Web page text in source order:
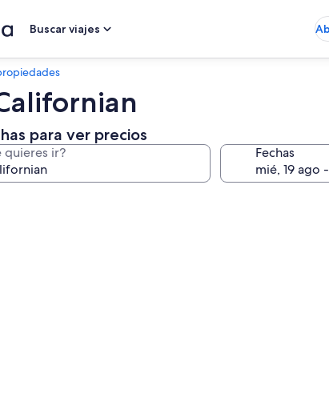
Buscar viajes
para ver precios
quieres ir? Fechas